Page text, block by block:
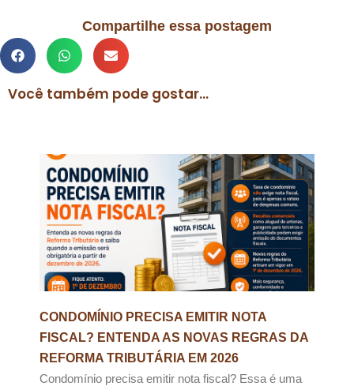
Compartilhe essa postagem
Você também pode gostar...
CONDOMÍNIO PRECISA EMITIR NOTA
FISCAL? ENTENDA AS NOVAS REGRAS DA
REFORMA TRIBUTÁRIA EM 2026
Condomínio precisa emitir nota fiscal? Essa é uma